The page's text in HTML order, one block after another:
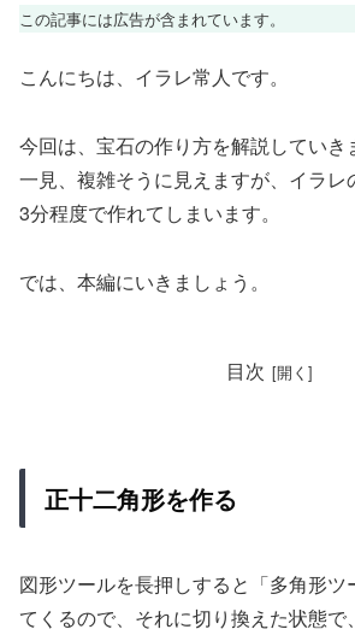
この記事には広告が含まれています。
こんにちは、イラレ常人です。
今回は、宝石の作り方を解説していき
一見、複雑そうに見えますが、イラ
3分程度で作れてしまいます。
では、本編にいきましょう。
目次
正十二角形を作る
図形ツールを長押しすると「多角形ツ
てくるので、それに切り換えた状態で